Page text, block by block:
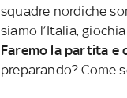
squadre nordiche
siamo l’Italia,
Faremo la partita e
preparando? Come